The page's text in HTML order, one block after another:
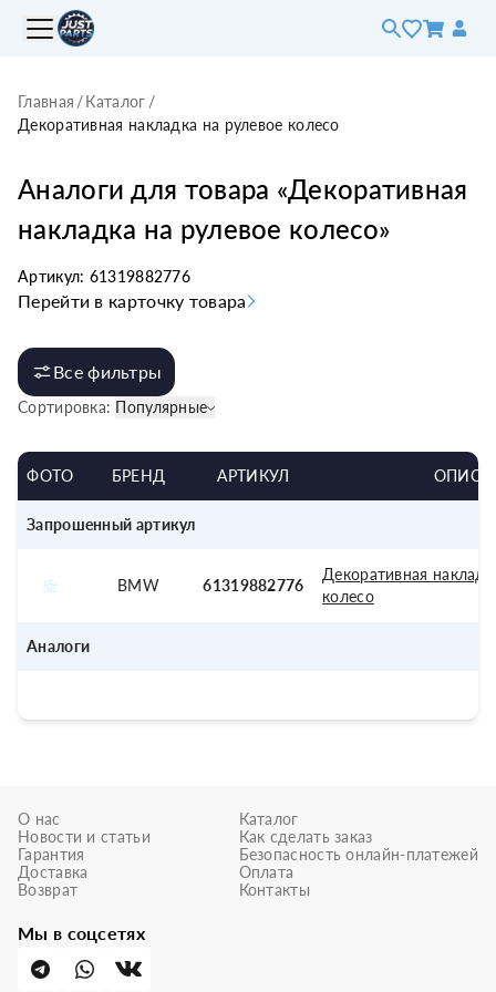
Главная /Каталог /
Декоративная накладка на рулевое колесо
Аналоги для товара «Декоративная
накладка на рулевое колесо»
Артикул: 61319882776
Перейти в карточку товара
Все фильтры
Сортировка: Популярные
ФОТО БРЕНД АРТИКУЛ
Запрошенный артикул
BMW 61319882776
Декоративная
колесо
Аналоги
О нас
Новости и статьи
Гарантия
Доставка
Возврат
Каталог
Как сделать заказ
Безопасность онлайн-платежей
Оплата
Контакты
Мы в соцсетях